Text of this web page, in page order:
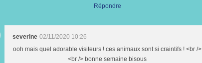
Répondre
severine 02/11/2020 10:26
ooh mais quel adorable visiteurs ! ces animaux sont si craintifs ! <br />
<br /> bonne semaine bisous